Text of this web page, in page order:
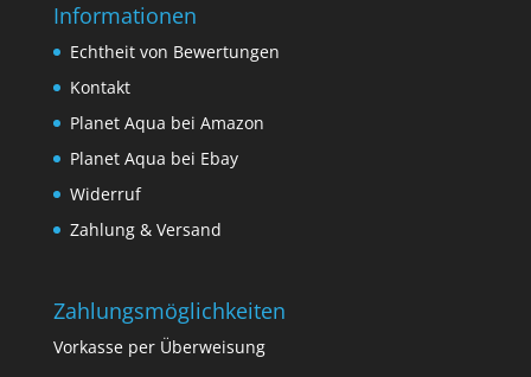
Informationen
Echtheit von Bewertungen
Kontakt
Planet Aqua bei Amazon
Planet Aqua bei Ebay
Widerruf
Zahlung & Versand
Zahlungsmöglichkeiten
Vorkasse per Überweisung